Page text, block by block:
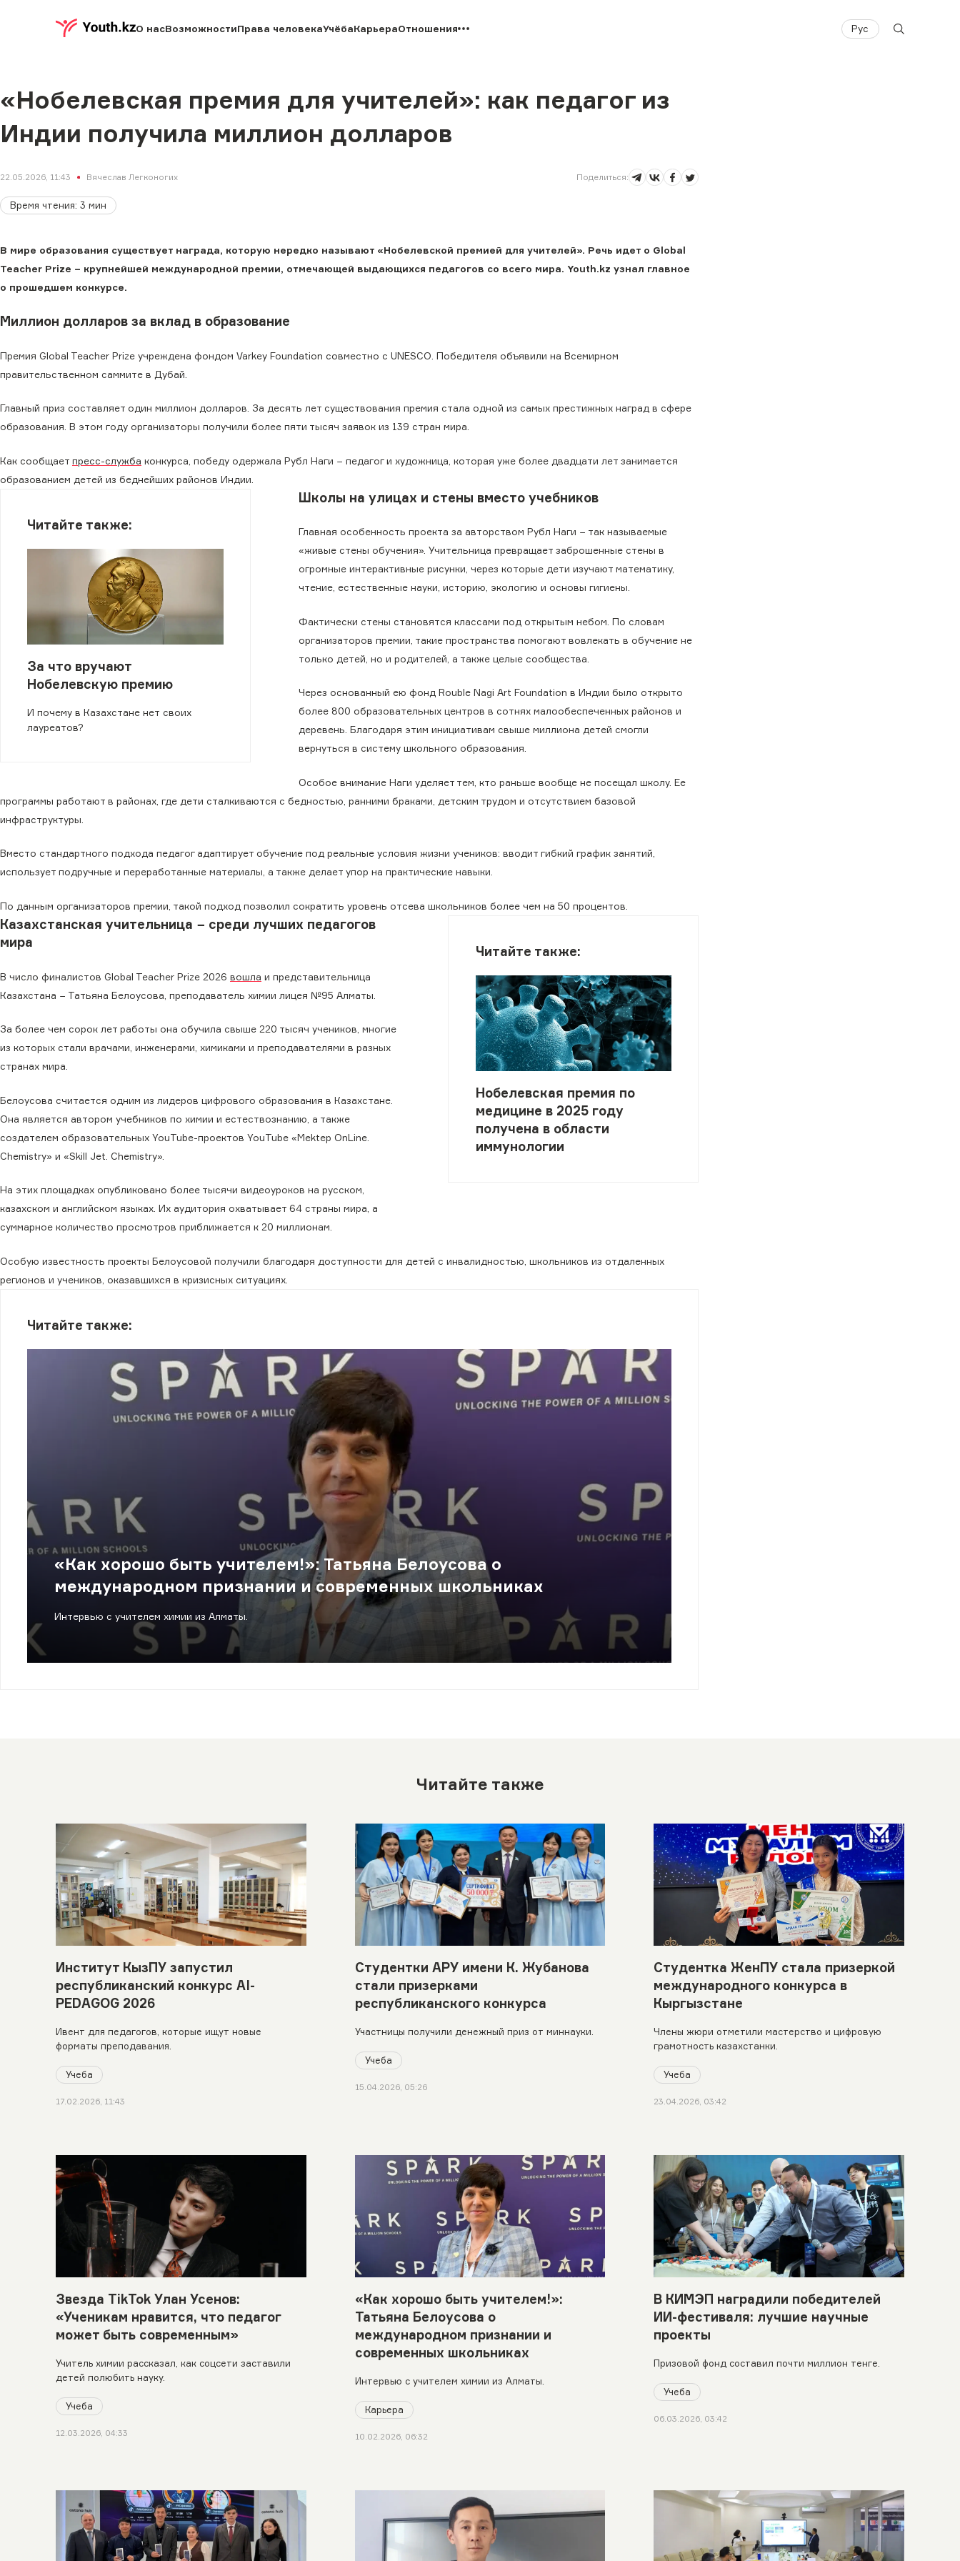
О насВозможностиПрава человекаУчёбаКарьераОтношения Рус
«Нобелевская премия для учителей»: как педагог из
Индии получила миллион долларов
22.05.2026, 11:43 Вячеслав Легконогих Поделиться:
Время чтения: 3 мин
В мире образования существует награда, которую нередко называют «Нобелевской премией для учителей». Речь идет о Global
Teacher Prize − крупнейшей международной премии, отмечающей выдающихся педагогов со всего мира. Youth.kz узнал главное
о прошедшем конкурсе.
Миллион долларов за вклад в образование
Премия Global Teacher Prize учреждена фондом Varkey Foundation совместно с UNESCO. Победителя объявили на Всемирном
правительственном саммите в Дубай.
Главный приз составляет один миллион долларов. За десять лет существования премия стала одной из самых престижных наград в сфере
образования. В этом году организаторы получили более пяти тысяч заявок из 139 стран мира.
Как сообщает пресс-служба конкурса, победу одержала Рубл Наги − педагог и художница, которая уже более двадцати лет занимается
образованием детей из беднейших районов Индии.
Читайте также:
За что вручают
Нобелевскую премию
И почему в Казахстане нет своих
лауреатов?
Школы на улицах и стены вместо учебников
Главная особенность проекта за авторством Рубл Наги − так называемые
«живые стены обучения». Учительница превращает заброшенные стены в
огромные интерактивные рисунки, через которые дети изучают математику,
чтение, естественные науки, историю, экологию и основы гигиены.
Фактически стены становятся классами под открытым небом. По словам
организаторов премии, такие пространства помогают вовлекать в обучение не
только детей, но и родителей, а также целые сообщества.
Через основанный ею фонд Rouble Nagi Art Foundation в Индии было открыто
более 800 образовательных центров в сотнях малообеспеченных районов и
деревень. Благодаря этим инициативам свыше миллиона детей смогли
вернуться в систему школьного образования.
Особое внимание Наги уделяет тем, кто раньше вообще не посещал школу. Ее
программы работают в районах, где дети сталкиваются с бедностью, ранними браками, детским трудом и отсутствием базовой
инфраструктуры.
Вместо стандартного подхода педагог адаптирует обучение под реальные условия жизни учеников: вводит гибкий график занятий,
использует подручные и переработанные материалы, а также делает упор на практические навыки.
По данным организаторов премии, такой подход позволил сократить уровень отсева школьников более чем на 50 процентов.
Читайте также:
Нобелевская премия по
медицине в 2025 году
получена в области
иммунологии
Казахстанская учительница − среди лучших педагогов
мира
В число финалистов Global Teacher Prize 2026 вошла и представительница
Казахстана − Татьяна Белоусова, преподаватель химии лицея №95 Алматы.
За более чем сорок лет работы она обучила свыше 220 тысяч учеников, многие
из которых стали врачами, инженерами, химиками и преподавателями в разных
странах мира.
Белоусова считается одним из лидеров цифрового образования в Казахстане.
Она является автором учебников по химии и естествознанию, а также
создателем образовательных YouTube-проектов YouTube «Mektep OnLine.
Chemistry» и «Skill Jet. Chemistry».
На этих площадках опубликовано более тысячи видеоуроков на русском,
казахском и английском языках. Их аудитория охватывает 64 страны мира, а
суммарное количество просмотров приближается к 20 миллионам.
Особую известность проекты Белоусовой получили благодаря доступности для детей с инвалидностью, школьников из отдаленных
регионов и учеников, оказавшихся в кризисных ситуациях.
Читайте также:
«Как хорошо быть учителем!»: Татьяна Белоусова о
международном признании и современных школьниках
Интервью с учителем химии из Алматы.
Читайте также
Институт КызПУ запустил
республиканский конкурс AI-
PEDAGOG 2026
Ивент для педагогов, которые ищут новые
форматы преподавания.
Учеба
17.02.2026, 11:43
Студентки АРУ имени К. Жубанова
стали призерками
республиканского конкурса
Участницы получили денежный приз от миннауки.
Учеба
15.04.2026, 05:26
Студентка ЖенПУ стала призеркой
международного конкурса в
Кыргызстане
Члены жюри отметили мастерство и цифровую
грамотность казахстанки.
Учеба
23.04.2026, 03:42
Звезда TikTok Улан Усенов:
«Ученикам нравится, что педагог
может быть современным»
Учитель химии рассказал, как соцсети заставили
детей полюбить науку.
Учеба
12.03.2026, 04:33
«Как хорошо быть учителем!»:
Татьяна Белоусова о
международном признании и
современных школьниках
Интервью с учителем химии из Алматы.
Карьера
10.02.2026, 06:32
В КИМЭП наградили победителей
ИИ-фестиваля: лучшие научные
проекты
Призовой фонд составил почти миллион тенге.
Учеба
06.03.2026, 03:42